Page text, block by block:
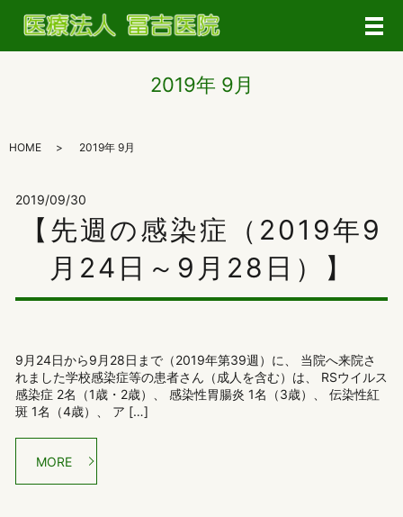
メ
2019年 9月
HOME 2019年 9月
2019/09/30
【先週の感染症（2019年9
月24日～9月28日）】
9月24日から9月28日まで（2019年第39週）に、 当院へ来院さ
れました学校感染症等の患者さん（成人を含む）は、 RSウイルス
感染症 2名（1歳・2歳）、 感染性胃腸炎 1名（3歳）、 伝染性紅
斑 1名（4歳）、 ア […]
MORE